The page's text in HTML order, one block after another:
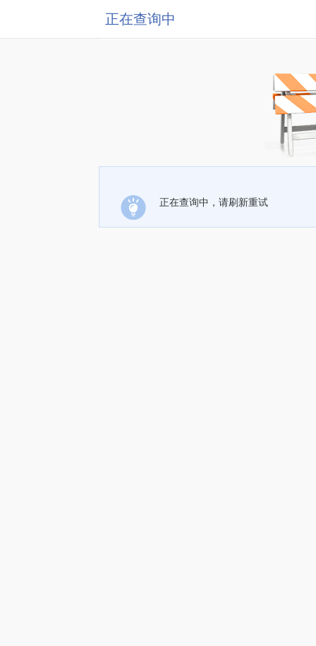
正在查询中
正在查询中，请刷新重试